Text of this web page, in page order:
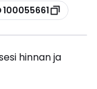
hinnan ja